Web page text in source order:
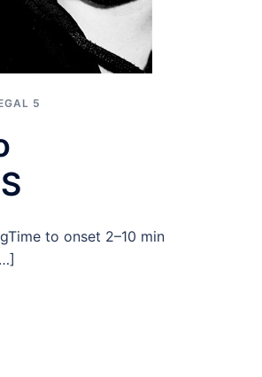
5
to onset 2–10 min